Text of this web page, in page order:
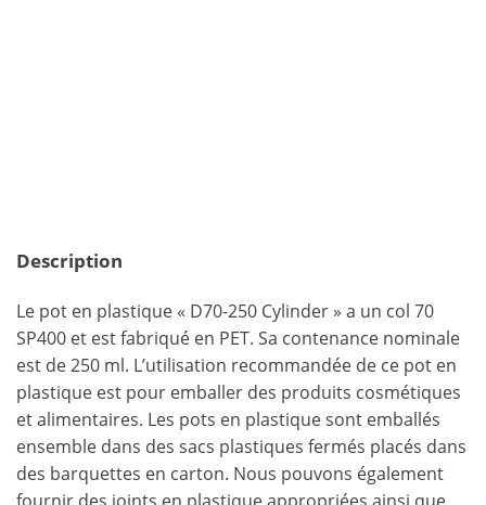
Description
Le pot en plastique « D70-250 Cylinder » a un col 70
SP400 et est fabriqué en PET. Sa contenance nominale
est de 250 ml. L’utilisation recommandée de ce pot en
plastique est pour emballer des produits cosmétiques
et alimentaires. Les pots en plastique sont emballés
ensemble dans des sacs plastiques fermés placés dans
des barquettes en carton. Nous pouvons également